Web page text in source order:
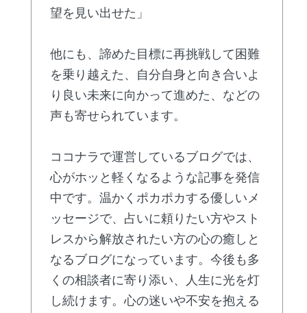
望を見い出せた」
他にも、諦めた目標に再挑戦して困難
を乗り越えた、自分自身と向き合いよ
り良い未来に向かって進めた、などの
声も寄せられています。
ココナラで運営しているブログでは、
心がホッと軽くなるような記事を発信
中です。温かくポカポカする優しいメ
ッセージで、占いに頼りたい方やスト
レスから解放されたい方の心の癒しと
なるブログになっています。今後も多
くの相談者に寄り添い、人生に光を灯
し続けます。心の迷いや不安を抱える